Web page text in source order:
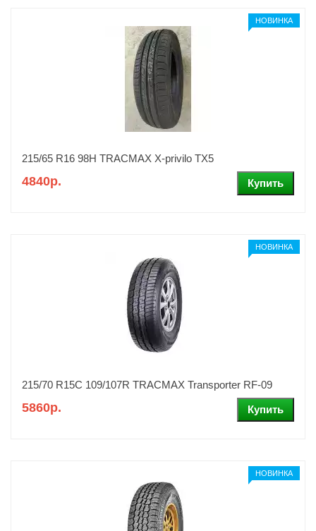
НОВИНКА
215/65 R16 98H TRACMAX X-privilo TX5
4840р.
НОВИНКА
215/70 R15C 109/107R TRACMAX Transporter RF-09
5860р.
НОВИНКА